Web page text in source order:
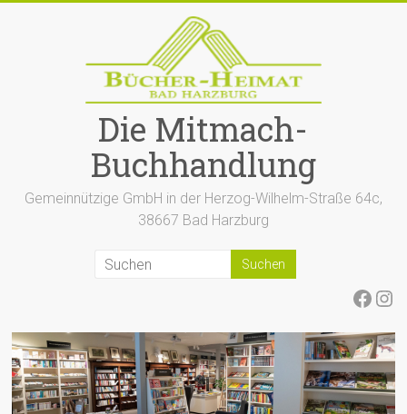
Die Mitmach-
Buchhandlung
Gemeinnützige GmbH in der Herzog-Wilhelm-Straße 64c,
38667 Bad Harzburg